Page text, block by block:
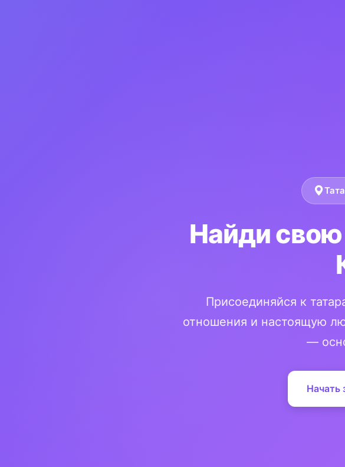
Найди
Присоединяйся к
отношения и настоящую
—
Начать